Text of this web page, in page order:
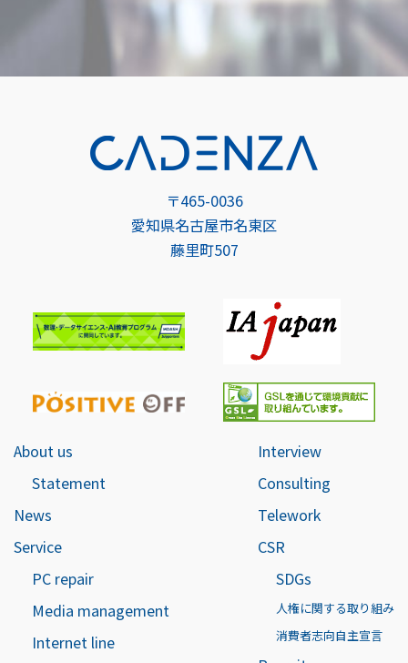
〒465-0036
愛知県名古屋市名東区
藤里町507
About us
Statement
News
Service
PC repair
Media management
Internet line
Interview
Consulting
Telework
CSR
SDGs
人権に関する取り組み
消費者志向自主宣言